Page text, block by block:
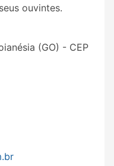
ouvintes.
(GO) - CEP